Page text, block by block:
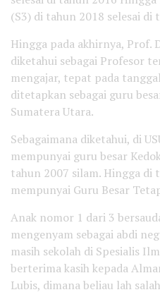
(S3) di tahun 2018 selesai di
Hingga pada akhirnya, Prof.
diketahui sebagai Profesor
mengajar, tepat pada
ditetapkan sebagai guru
Sumatera Utara.
Sebagaimana diketahui, di
mempunyai guru besar
tahun 2007 silam. Hingga di
mempunyai Guru Besar
Anak nomor 1 dari 3
mengenyam sebagai abdi
masih sekolah di Spesialis
berterima kasih kepada
Lubis, dimana beliau lah